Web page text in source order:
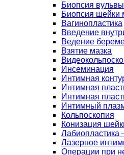
Биопсия вульвы
Биопсия шейки
Вагинопластика
Введение
Ведение
Взятие мазка
Инсеминация
Интимная
Интимная
Интимная
Интимный
Кольпоскопия
Конизация
Лабиопластика
Лазерное
Операции при